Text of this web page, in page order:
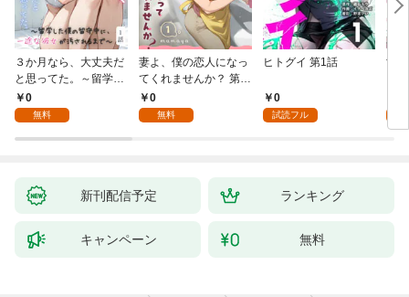
３か月なら、大丈夫だ
と思ってた。～留学し
た僕の留守中に、一途
な彼女が汚されるまで
0
無料
妻よ、僕の恋人になっ
てくれませんか？ 第1
話0
無料
ヒトグイ 第1話
0
試読フル
世
新刊配信予定 ランキング
キャンペーン 無料